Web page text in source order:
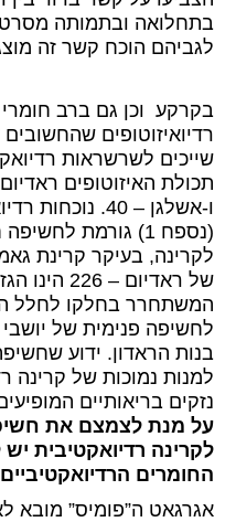
בתחלואה ובתמותה
לגביהם הוכח קשר זה מוצגים
בקרקע וכן גם ברב חומרי
רדיואיזוטופים
שייכים לשרשראות
ו-אשלגן – 40.
(נספח 1) גורמת
לקרינה, בעיקר קרינת
של ראדיום
המשתחרר בחלקו לחלל
לחשיפה פנימית של
בנות הראדון. ידוע
למנות נמוכות של קרינה
נזקים בריאותיים המופיעים 30-5 שנה לאחר
על מנת לצמצם את
לקרינה רדיואקטיבית
החומרים
אגרגאט ה”פומיס” מובא